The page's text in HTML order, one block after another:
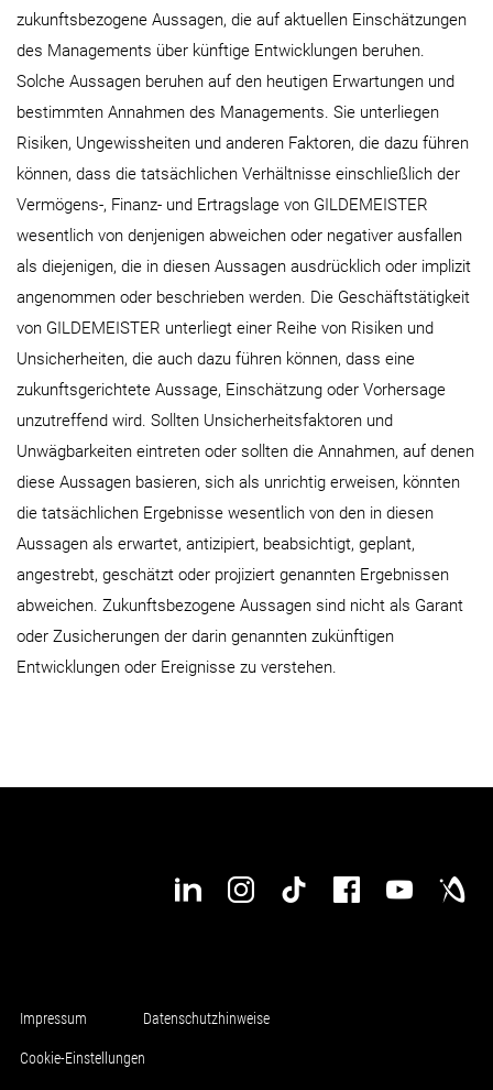
zukunftsbezogene Aussagen, die auf aktuellen Einschätzungen
des Managements über künftige Entwicklungen beruhen.
Solche Aussagen beruhen auf den heutigen Erwartungen und
bestimmten Annahmen des Managements. Sie unterliegen
Risiken, Ungewissheiten und anderen Faktoren, die dazu führen
können, dass die tatsächlichen Verhältnisse einschließlich der
Vermögens-, Finanz- und Ertragslage von GILDEMEISTER
wesentlich von denjenigen abweichen oder negativer ausfallen
als diejenigen, die in diesen Aussagen ausdrücklich oder implizit
angenommen oder beschrieben werden. Die Geschäftstätigkeit
von GILDEMEISTER unterliegt einer Reihe von Risiken und
Unsicherheiten, die auch dazu führen können, dass eine
zukunftsgerichtete Aussage, Einschätzung oder Vorhersage
unzutreffend wird. Sollten Unsicherheitsfaktoren und
Unwägbarkeiten eintreten oder sollten die Annahmen, auf denen
diese Aussagen basieren, sich als unrichtig erweisen, könnten
die tatsächlichen Ergebnisse wesentlich von den in diesen
Aussagen als erwartet, antizipiert, beabsichtigt, geplant,
angestrebt, geschätzt oder projiziert genannten Ergebnissen
abweichen. Zukunftsbezogene Aussagen sind nicht als Garant
oder Zusicherungen der darin genannten zukünftigen
Entwicklungen oder Ereignisse zu verstehen.
Impressum Datenschutzhinweise
Cookie-Einstellungen